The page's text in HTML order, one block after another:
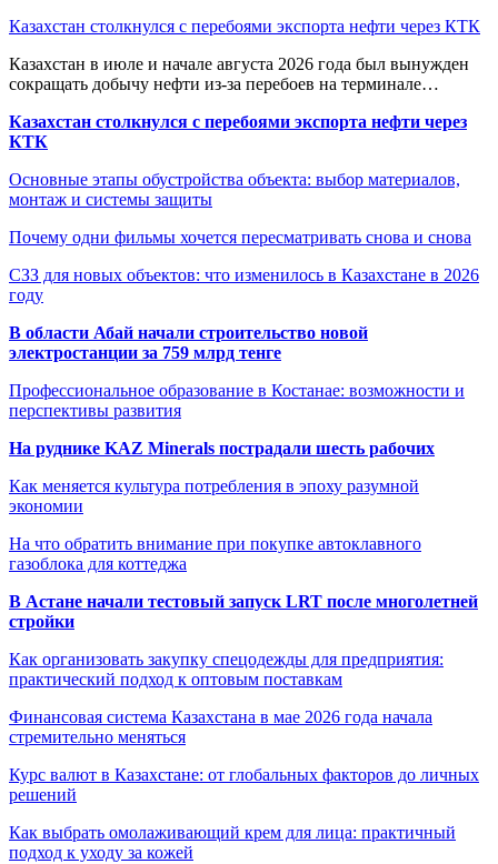
Казахстан столкнулся с перебоями экспорта нефти через КТК
Казахстан в июле и начале августа 2026 года был вынужден
сокращать добычу нефти из-за перебоев на терминале…
Казахстан столкнулся с перебоями экспорта нефти через
КТК
Основные этапы обустройства объекта: выбор материалов,
монтаж и системы защиты
Почему одни фильмы хочется пересматривать снова и снова
СЗЗ для новых объектов: что изменилось в Казахстане в 2026
году
В области Абай начали строительство новой
электростанции за 759 млрд тенге
Профессиональное образование в Костанае: возможности и
перспективы развития
На руднике KAZ Minerals пострадали шесть рабочих
Как меняется культура потребления в эпоху разумной
экономии
На что обратить внимание при покупке автоклавного
газоблока для коттеджа
В Астане начали тестовый запуск LRT после многолетней
стройки
Как организовать закупку спецодежды для предприятия:
практический подход к оптовым поставкам
Финансовая система Казахстана в мае 2026 года начала
стремительно меняться
Курс валют в Казахстане: от глобальных факторов до личных
решений
Как выбрать омолаживающий крем для лица: практичный
подход к уходу за кожей